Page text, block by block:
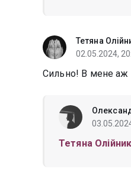
Тетяна
02.05.2024,
Сильно! В мене аж
Тетяна